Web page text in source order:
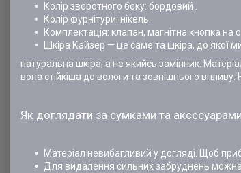
Колір зворотного боку: бордовий .
Колір фурнітури: нікель.
Комплектація: клапан, магнітна кнопка на
Шкіра Кайзер — це саме та шкіра, до якої
натуральна шкіра, а не якийсь замінник.
вона стійкіша до вологи та зовнішнього
Як доглядати за сумками та
Матеріал невибагливий у догляді. Щоб
Для видалення сильних забруднень можна